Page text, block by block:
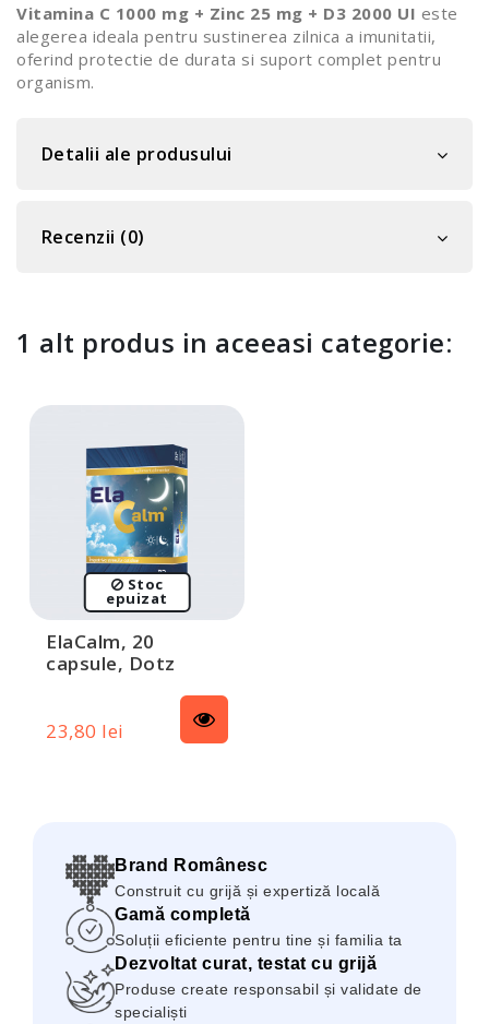
Vitamina C 1000 mg + Zinc 25 mg + D3 2000 UI este
alegerea ideala pentru sustinerea zilnica a imunitatii,
oferind protectie de durata si suport complet pentru
organism.
Detalii ale produsului
Recenzii (0)
1 alt produs in aceeasi categorie:
Stoc
epuizat
ElaCalm, 20
capsule, Dotz
23,80 lei
Brand Românesc
Construit cu grijă și expertiză locală
Gamă completă
Soluții eficiente pentru tine și familia ta
Dezvoltat curat, testat cu grijă
Produse create responsabil și validate de
specialiști